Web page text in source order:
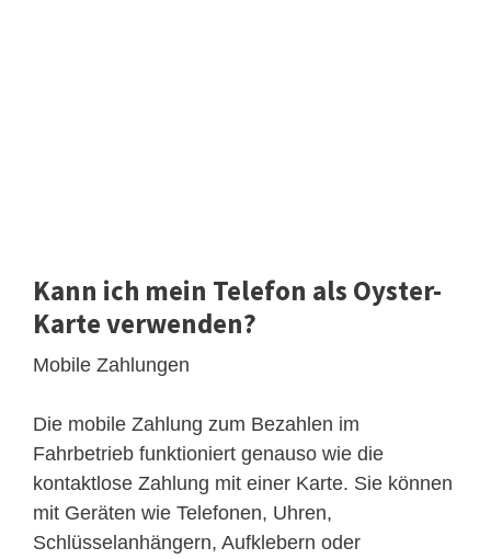
Kann ich mein Telefon als Oyster-
Karte verwenden?
Mobile Zahlungen
Die mobile Zahlung zum Bezahlen im
Fahrbetrieb funktioniert genauso wie die
kontaktlose Zahlung mit einer Karte. Sie können
mit Geräten wie Telefonen, Uhren,
Schlüsselanhängern, Aufklebern oder